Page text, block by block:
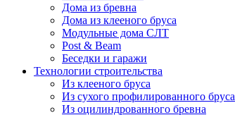
Дома из бревна
Дома из клееного бруса
Модульные дома СЛТ
Post & Beam
Беседки и гаражи
Технологии строительства
Из клееного бруса
Из сухого профилированного бруса
Из оцилиндрованного бревна